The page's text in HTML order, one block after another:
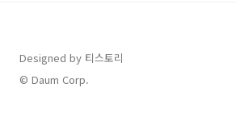
매 가능 휠체어석 예매 일정- 2024년 11월 21일
목요일 오전 9시부터 -..
Designed by 티스토리
© Daum Corp.